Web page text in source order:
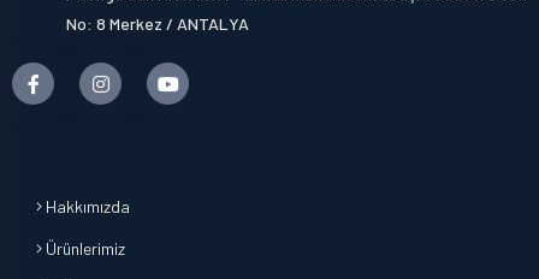
No: 8 Merkez / ANTALYA
Hakkımızda
Ürünlerimiz